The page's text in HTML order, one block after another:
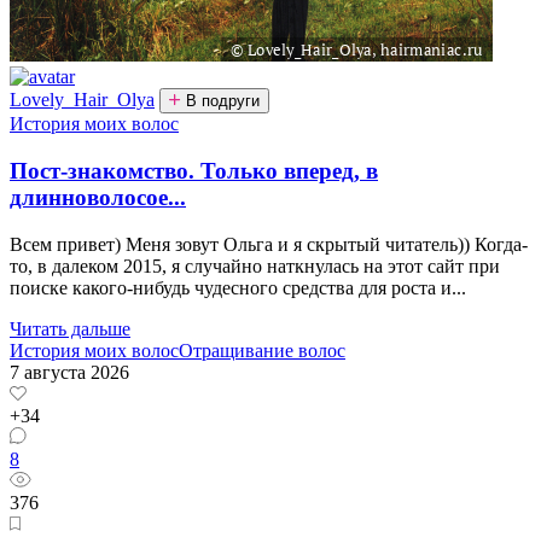
Lovely_Hair_Olya В подруги
История моих волос
Пост-знакомство. Только вперед, в
длинноволосое...
Всем привет) Меня зовут Ольга и я скрытый читатель)) Когда-
то, в далеком 2015, я случайно наткнулась на этот сайт при
поиске какого-нибудь чудесного средства для роста и...
Читать дальше
История моих волосОтращивание волос
7 августа 2026
+34
8
376